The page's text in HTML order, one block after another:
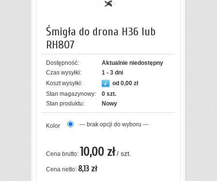
Śmigła do drona H36 lub
RH807
Dostępność:
Aktualnie niedostępny
Czas wysyłki:
1 - 3 dni
Koszt wysyłki:
od 0,00 zł
Stan magazynowy:
0 szt.
Stan produktu:
Nowy
Kolor --- brak opcji do wyboru ---
Cena brutto: 10,00 zł/ szt.
Cena netto: 8,13 zł